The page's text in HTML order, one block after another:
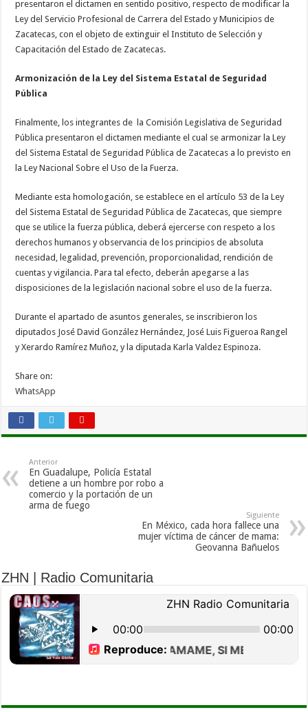
presentaron el dictamen en sentido positivo, respecto de modificar la
Ley del Servicio Profesional de Carrera del Estado y Municipios de
Zacatecas, con el objeto de extinguir el Instituto de Selección y
Capacitación del Estado de Zacatecas.
Armonización de la Ley del Sistema Estatal de Seguridad
Pública
Finalmente, los integrantes de la Comisión Legislativa de Seguridad
Pública presentaron el dictamen mediante el cual se armonizar la Ley
del Sistema Estatal de Seguridad Pública de Zacatecas a lo previsto en
la Ley Nacional Sobre el Uso de la Fuerza.
Mediante esta homologación, se establece en el artículo 53 de la Ley
del Sistema Estatal de Seguridad Pública de Zacatecas, que siempre
que se utilice la fuerza pública, deberá ejercerse con respeto a los
derechos humanos y observancia de los principios de absoluta
necesidad, legalidad, prevención, proporcionalidad, rendición de
cuentas y vigilancia. Para tal efecto, deberán apegarse a las
disposiciones de la legislación nacional sobre el uso de la fuerza.
Durante el apartado de asuntos generales, se inscribieron los
diputados José David González Hernández, José Luis Figueroa Rangel
y Xerardo Ramírez Muñoz, y la diputada Karla Valdez Espinoza.
Share on:
WhatsApp
Anterior
En Guadalupe, Policía Estatal
detiene a un hombre por robo a
comercio y la portación de un
arma de fuego
Siguiente
En México, cada hora fallece una
mujer víctima de cáncer de mama:
Geovanna Bañuelos
ZHN | Radio Comunitaria